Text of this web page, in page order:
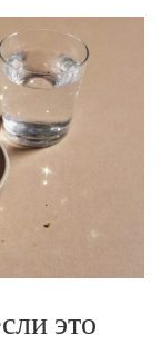
это